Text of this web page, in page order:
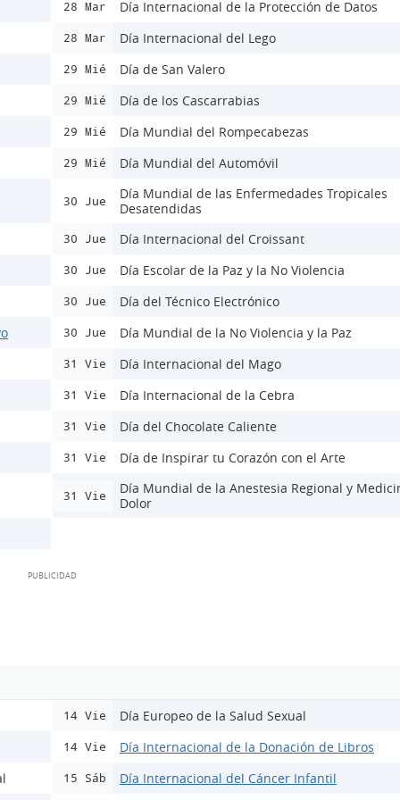
28 Mar Día Internacional de la Protección de Datos
28 Mar Día Internacional del Lego
29 Mié Día de San Valero
29 Mié Día de los Cascarrabias
29 Mié Día Mundial del Rompecabezas
29 Mié Día Mundial del Automóvil
30 Jue
Día Mundial de las Enfermedades Tropicales
Desatendidas
30 Jue Día Internacional del Croissant
30 Jue Día Escolar de la Paz y la No Violencia
30 Jue Día del Técnico Electrónico
30 Jue Día Mundial de la No Violencia y la Paz
31 Vie Día Internacional del Mago
31 Vie Día Internacional de la Cebra
31 Vie Día del Chocolate Caliente
31 Vie Día de Inspirar tu Corazón con el Arte
31 Vie
Día Mundial de la Anestesia Regional y
Dolor
14 Vie Día Europeo de la Salud Sexual
14 Vie Día Internacional de la Donación de Libros
15 Sáb Día Internacional del Cáncer Infantil